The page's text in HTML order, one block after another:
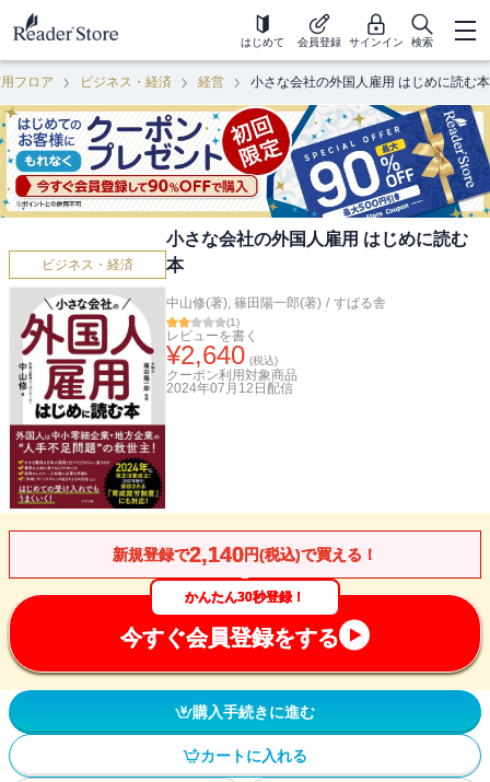
はじめて 会員登録 サインイン 検索
フロア ビジネス・経済 経営 小さな会社の外国人雇用 はじめに読む本
ビジネス・経済
小さな会社の外国人雇用 はじめに読む
本
中山修(著), 篠田陽一郎(著) / すばる舎
(1)
レビューを書く
¥2,640 (税込)
クーポン利用対象商品
2024年07月12日 配信
新規登録で2,140円(税込)で買える！
かんたん30秒登録！
今すぐ会員登録をする
購入手続きに進む
カートに入れる